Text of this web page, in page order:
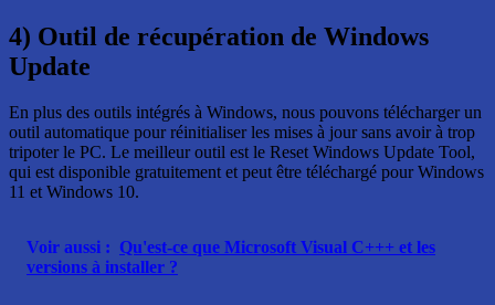
4) Outil de récupération de Windows
Update
En plus des outils intégrés à Windows, nous pouvons télécharger un
outil automatique pour réinitialiser les mises à jour sans avoir à trop
tripoter le PC. Le meilleur outil est le Reset Windows Update Tool,
qui est disponible gratuitement et peut être téléchargé pour Windows
11 et Windows 10.
Voir aussi : Qu'est-ce que Microsoft Visual C+++ et les
versions à installer ?